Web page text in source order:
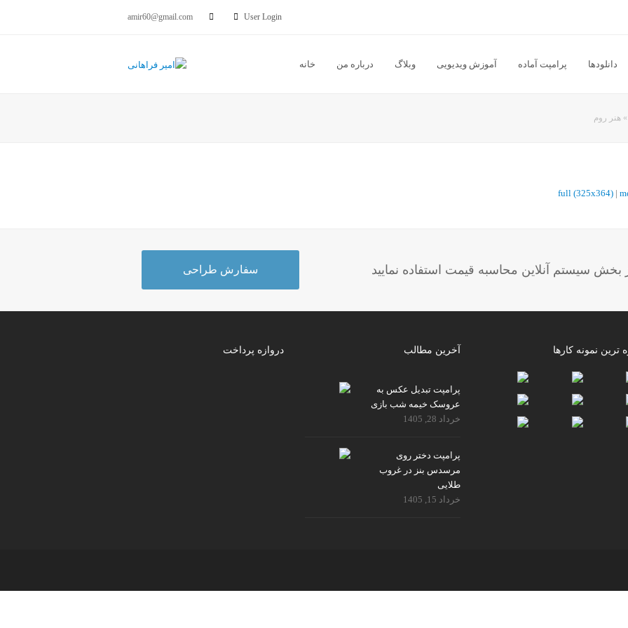
amir60@gmail.com User Login
خانه درباره من وبلاگ آموزش ویدیویی پرامپت آماده دانلودها
» هنر روم
full (325x364) |
سیستم آنلاین محاسبه قیمت استفاده نمایید سفارش طراحی
دروازه پرداخت آخرین مطالب
پرامپت تبدیل عکس به
عروسک خیمه شب بازی
خرداد 28, 1405
پرامپت دختر روی
مرسدس بنز در غروب
طلایی
خرداد 15, 1405
ترین نمونه کارها